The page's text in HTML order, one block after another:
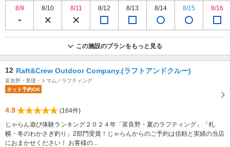
8/9
8/10 8/11 8/12 8/13 8/14 8/15 8/16
この施設のプランをもっと見る
12 Raft&Crew Outdoor Company.(ラフトアンドクルー)
富良野・美瑛・トマム／ラフティング
ネット予約OK
4.9
(164件)
じゃらん遊び体験ランキング２０２４年「富良野・夏のラフティング」「札
幌・冬のわかさぎ釣り」2部門受賞！じゃらんからのご予約は信頼と実績の当店
におまかせください！ お客様の...